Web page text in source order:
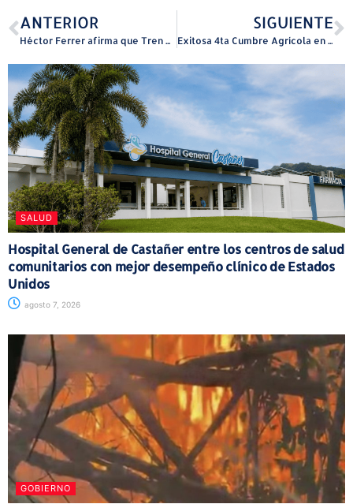
ANTERIOR
Héctor Ferrer afirma que Tren Urbano es reflejo de un gobierno detenido
SIGUIENTE
Exitosa 4ta Cumbre Agrícola en Hacienda Muñoz en San Lorenzo
SALUD
Hospital General de Castañer entre los centros de salud
comunitarios con mejor desempeño clínico de Estados
Unidos
agosto 7, 2026
GOBIERNO